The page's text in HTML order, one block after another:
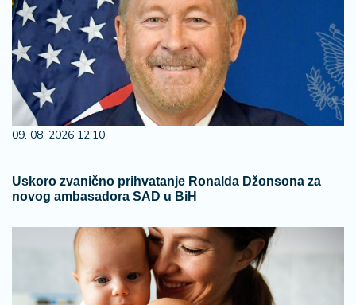
09. 08. 2026 12:10
Uskoro zvanično prihvatanje Ronalda Džonsona za
novog ambasadora SAD u BiH